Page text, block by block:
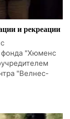
и рекреации
фонда "Хюменс
"Велнес-